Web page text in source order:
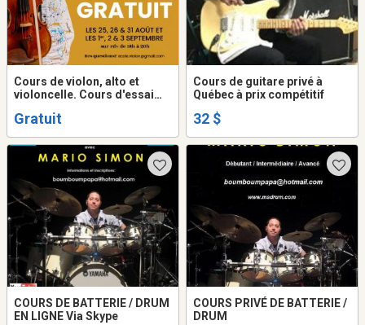
Cours de violon, alto et
violoncelle. Cours d'essai
Gratuit
Cours de guitare privé à
Québec à prix compétitif
32 $
COURS DE BATTERIE / DRUM
EN LIGNE Via Skype
COURS PRIVÉ DE BATTERIE /
DRUM